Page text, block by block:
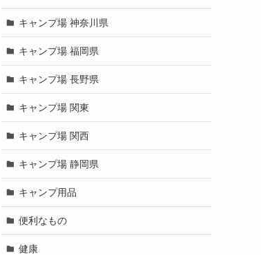
キャンプ場 神奈川県
キャンプ場 福岡県
キャンプ場 長野県
キャンプ場 関東
キャンプ場 関西
キャンプ場 静岡県
キャンプ用品
便利なもの
健康